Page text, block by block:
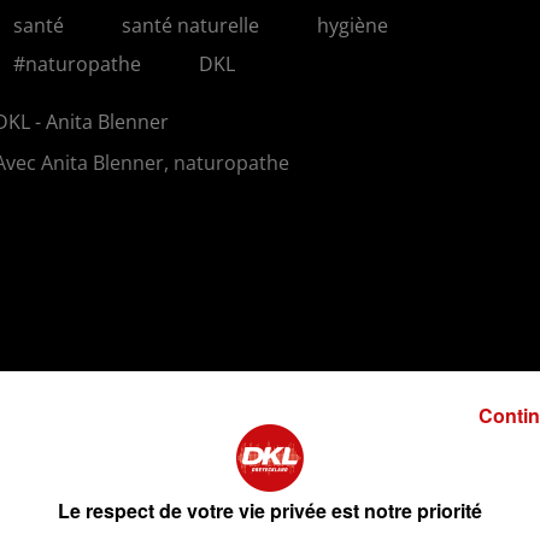
santé
santé naturelle
hygiène
#naturopathe
DKL
- Anita Blenner
Anita Blenner, naturopathe
Le respect de votre vie privée est notre priorité